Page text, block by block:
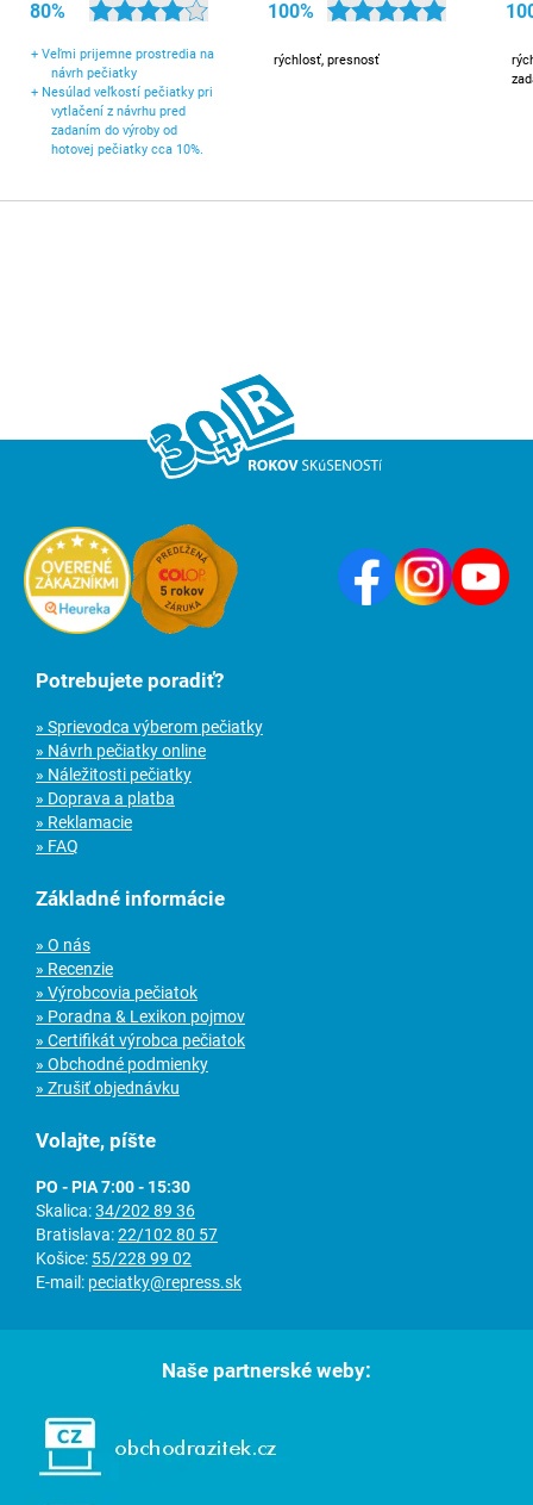
80%
+ Veľmi prijemne prostredia na
návrh pečiatky
+ Nesúlad veľkostí pečiatky pri
vytlačení z návrhu pred
zadaním do výroby od
hotovej pečiatky cca 10%.
100%
rýchlosť, presnosť
Potrebujete poradiť?
» Sprievodca výberom pečiatky
» Návrh pečiatky online
» Náležitosti pečiatky
» Doprava a platba
» Reklamacie
» FAQ
Základné informácie
» O nás
» Recenzie
» Výrobcovia pečiatok
» Poradna & Lexikon pojmov
» Certifikát výrobca pečiatok
» Obchodné podmienky
» Zrušiť objednávku
Volajte, píšte
PO - PIA 7:00 - 15:30
Skalica:34/202 89 36
Bratislava:22/102 80 57
Košice: 55/228 99 02
E-mail: peciatky@repress.sk
Naše partnerské weby: